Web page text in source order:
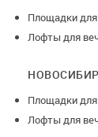
Площадки для
Лофты для
Площадки
Лофты для